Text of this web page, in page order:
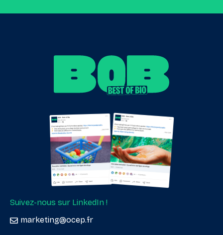
Suivez-nous sur LinkedIn !
marketing@ocep.fr